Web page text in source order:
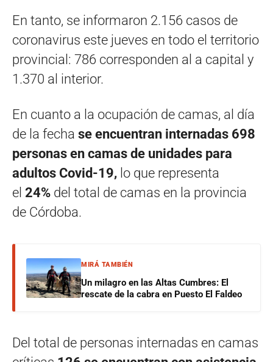
En tanto, se informaron 2.156 casos de
coronavirus este jueves en todo el territorio
provincial: 786 corresponden al a capital y
1.370 al interior.
En cuanto a la ocupación de camas, al día
de la fecha se encuentran internadas 698
personas en camas de unidades para
adultos Covid-19, lo que representa
el 24% del total de camas en la provincia
de Córdoba.
MIRÁ TAMBIÉN
Un milagro en las Altas Cumbres: El
rescate de la cabra en Puesto El Faldeo
Del total de personas internadas en camas